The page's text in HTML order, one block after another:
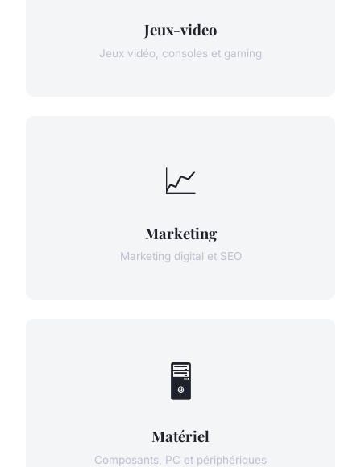
Jeux-video
Jeux vidéo, consoles et gaming
📈
Marketing
Marketing digital et SEO
🖥️
Matériel
Composants, PC et périphériques